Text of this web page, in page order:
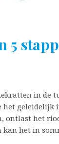
5
in de
geleidelijk
ontlast het
het in